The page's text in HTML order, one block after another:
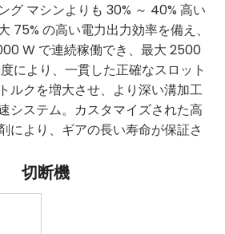
グ マシンよりも 30% ～ 40% 高い
75% の高い電力出力効率を備え、
W で連続稼働でき、最大 2500
により、一貫した正確なスロット
ルクを増大させ、より深い溝加工
システム。カスタマイズされた高
により、ギアの長い寿命が保証さ
切断機